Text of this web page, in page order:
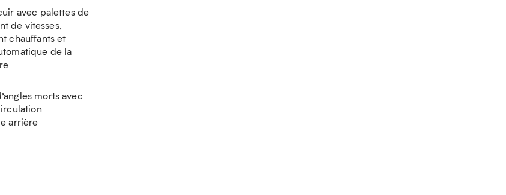
avec palettes de
de vitesses,
chauffants et
de la
morts avec
arrière